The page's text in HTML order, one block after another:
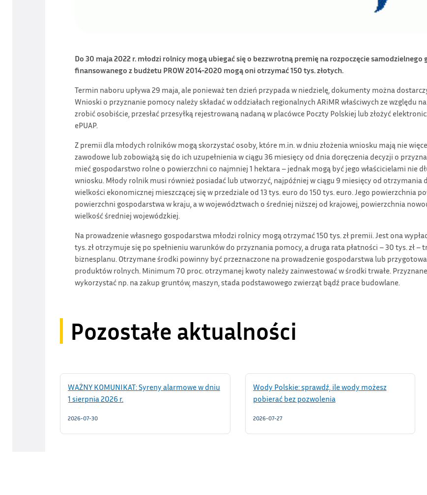
Do 30 maja 2022 r. młodzi rolnicy mogą ubiegać się o bezzwrotną premię na rozpoczęcie
finansowanego z budżetu PROW 2014-2020 mogą oni otrzymać 150 tys. złotych.
Termin naboru upływa 29 maja, ale ponieważ ten dzień przypada w niedzielę, dokumenty można
Wnioski o przyznanie pomocy należy składać w oddziałach regionalnych ARiMR właściwych ze względu
zrobić osobiście, przesłać przesyłką rejestrowaną nadaną w placówce Poczty Polskiej lub złożyć
ePUAP.
Z premii dla młodych rolników mogą skorzystać osoby, które m.in. w dniu złożenia wniosku mają nie
zawodowe lub zobowiążą się do ich uzupełnienia w ciągu 36 miesięcy od dnia doręczenia decyzji o
mieć gospodarstwo rolne o powierzchni co najmniej 1 hektara – jednak mogą być jego właścicielami nie
wniosku. Młody rolnik musi również posiadać lub utworzyć, najpóźniej w ciągu 9 miesięcy od otrzymania
wielkości ekonomicznej mieszczącej się w przedziale od 13 tys. euro do 150 tys. euro. Jego powierzchnia
powierzchni gospodarstwa w kraju, a w województwach o średniej niższej od krajowej, powierzchnia
wielkość średniej wojewódzkiej.
Na prowadzenie własnego gospodarstwa młodzi rolnicy mogą otrzymać 150 tys. zł premii. Jest ona
tys. zł otrzymuje się po spełnieniu warunków do przyznania pomocy, a druga rata płatności – 30 tys. zł
biznesplanu. Otrzymane środki powinny być przeznaczone na prowadzenie gospodarstwa lub
produktów rolnych. Minimum 70 proc. otrzymanej kwoty należy zainwestować w środki trwałe.
wykorzystać np. na zakup gruntów, maszyn, stada podstawowego zwierząt bądź prace budowlane.
Pozostałe aktualności
WAŻNY KOMUNIKAT: Syreny alarmowe w dniu
1 sierpnia 2026 r.
2026-07-30
Wody Polskie: sprawdź, ile wody możesz
pobierać bez pozwolenia
2026-07-27